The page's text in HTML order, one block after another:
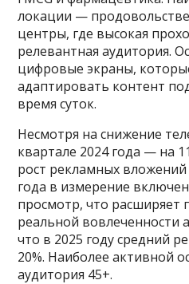
локации —
центры, где высокая
релевантная аудитория.
цифровые экраны,
адаптировать контент
время суток.
Несмотря на снижение
квартале 2024 года — на
рост рекламных вложений
года в измерение
просмотр, что расширяет
реальной вовлеченности
что в 2025 году средний
20%. Наиболее активной
аудитория 45+.